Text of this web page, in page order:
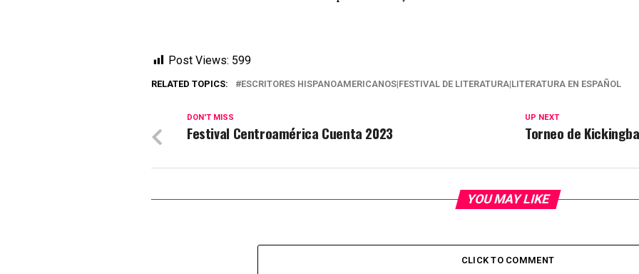
Post Views: 599
RELATED TOPICS: ESCRITORES HISPANOAMERICANOS|FESTIVAL DE LITERATURA|LITERATURA EN ESPAÑOL
UP NEXT
Torneo de
DON'T MISS
Festival Centroamérica Cuenta 2023
YOU MAY LIKE
CLICK TO COMMENT